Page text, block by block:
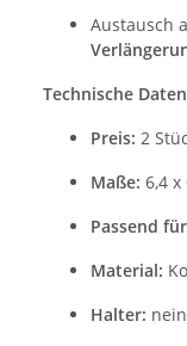
Austausch
Technische
Preis: 2
Maße: 6,4 x
Passend
Material:
Halter: nein